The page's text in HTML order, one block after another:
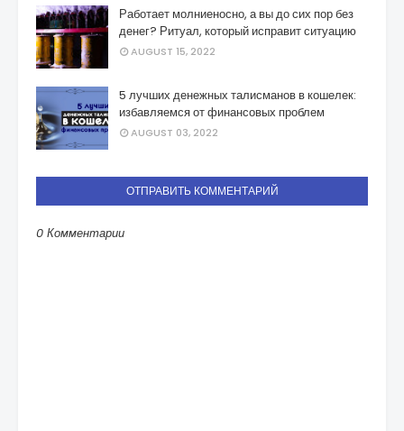
Работает молниеносно, а вы до сих пор без
денег? Ритуал, который исправит ситуацию
AUGUST 15, 2022
5 лучших денежных талисманов в кошелек:
избавляемся от финансовых проблем
AUGUST 03, 2022
ОТПРАВИТЬ КОММЕНТАРИЙ
0 Комментарии